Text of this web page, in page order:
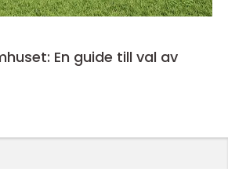
En guide till val av